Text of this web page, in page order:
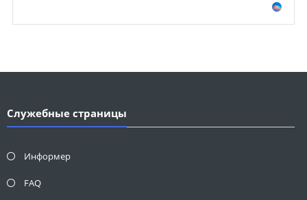
Служебные страницы
Информер
FAQ